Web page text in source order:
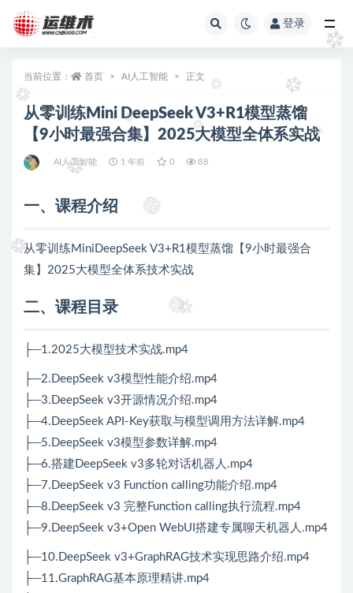
登录
当前位置： 首页 AI人工智能 正文
从零训练Mini DeepSeek V3+R1模型蒸馏
【9小时最强合集】2025大模型全体系实战
AI人工智能 1 年前 0 88
一、课程介绍
从零训练MiniDeepSeek V3+R1模型蒸馏【9小时最强合
集】2025大模型全体系技术实战
二、课程目录
├─1.2025大模型技术实战.mp4
├─2.DeepSeek v3模型性能介绍.mp4
├─3.DeepSeek v3开源情况介绍.mp4
├─4.DeepSeek API-Key获取与模型调用方法详解.mp4
├─5.DeepSeek v3模型参数详解.mp4
├─6.搭建DeepSeek v3多轮对话机器人.mp4
├─7.DeepSeek v3 Function calling功能介绍.mp4
├─8.DeepSeek v3 完整Function calling执行流程.mp4
├─9.DeepSeek v3+Open WebUI搭建专属聊天机器人.mp4
├─10.DeepSeek v3+GraphRAG技术实现思路介绍.mp4
├─11.GraphRAG基本原理精讲.mp4